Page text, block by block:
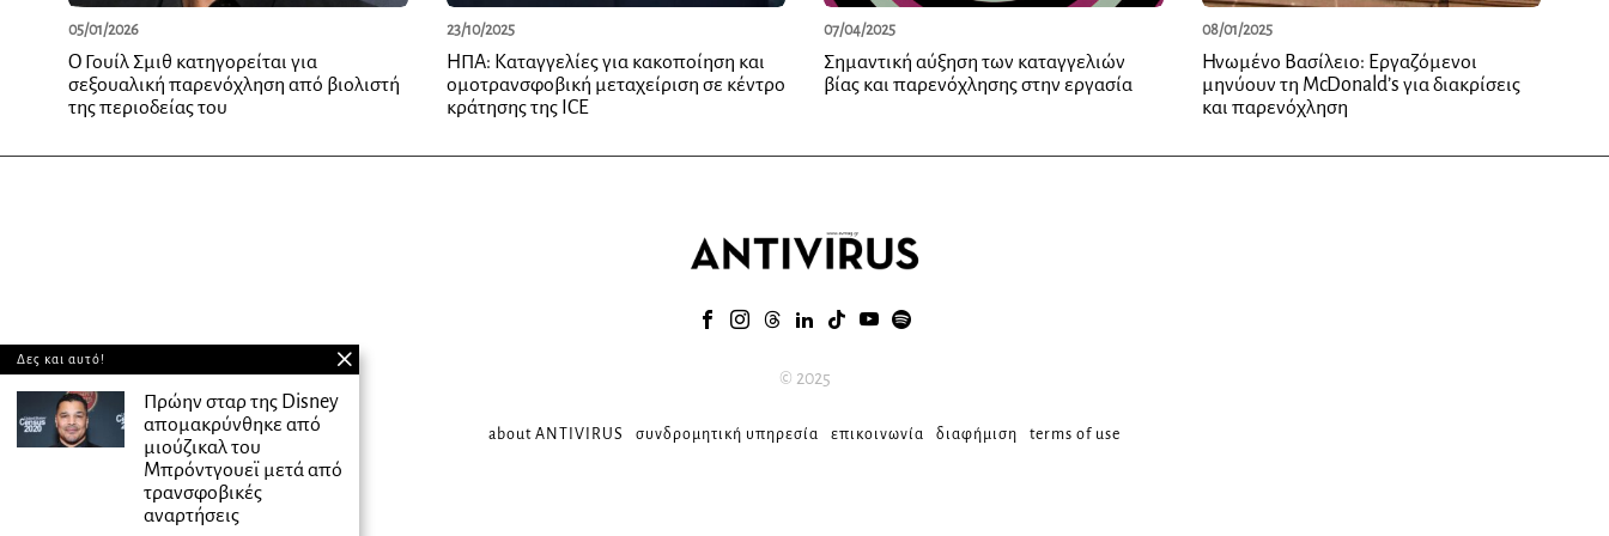
05/01/2026
Ο Γουίλ Σμιθ κατηγορείται για
σεξουαλική παρενόχληση από βιολιστή
της περιοδείας του
23/10/2025
ΗΠΑ: Καταγγελίες για κακοποίηση και
ομοτρανσφοβική μεταχείριση σε κέντρο
κράτησης της ICE
07/04/2025
Σημαντική αύξηση των καταγγελιών
βίας και παρενόχλησης στην εργασία
08/01/2025
Ηνωμένο Βασίλειο: Εργαζόμενοι
μηνύουν τη McDonald’s για διακρίσεις
και παρενόχληση
© 2025
about ANTIVIRUS συνδρομητική υπηρεσία επικοινωνία διαφήμιση terms of use
Δες και αυτό!
Πρώην σταρ της Disney
απομακρύνθηκε από
μιούζικαλ του
Μπρόντγουεϊ μετά από
τρανσφοβικές
αναρτήσεις